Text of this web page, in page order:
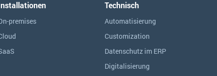
premises
Technisch
Automatisierung
Customization
Datenschutz im ERP
Digitalisierung